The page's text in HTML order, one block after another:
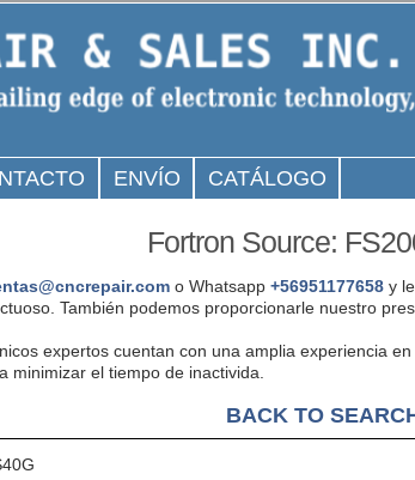
ENVÍO CATÁLOGO
Fortron Source:
o Whatsapp +56951177658y le
También podemos proporcionarle nuestro
expertos cuentan con una amplia experiencia
minimizar el tiempo de inactivida.
BACK TO